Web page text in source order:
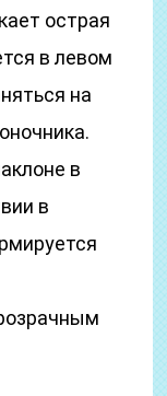
острая
в левом
на
в
в